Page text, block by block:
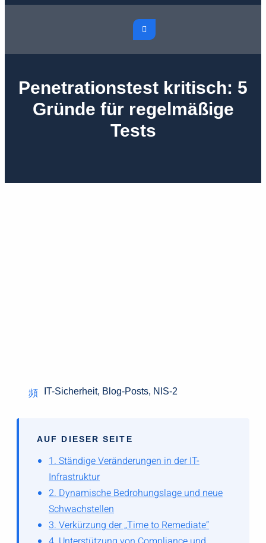
Penetrationstest kritisch: 5
Gründe für regelmäßige
Tests
IT-Sicherheit, Blog-Posts, NIS-2
AUF DIESER SEITE
1. Ständige Veränderungen in der IT-
Infrastruktur
2. Dynamische Bedrohungslage und neue
Schwachstellen
3. Verkürzung der „Time to Remediate”